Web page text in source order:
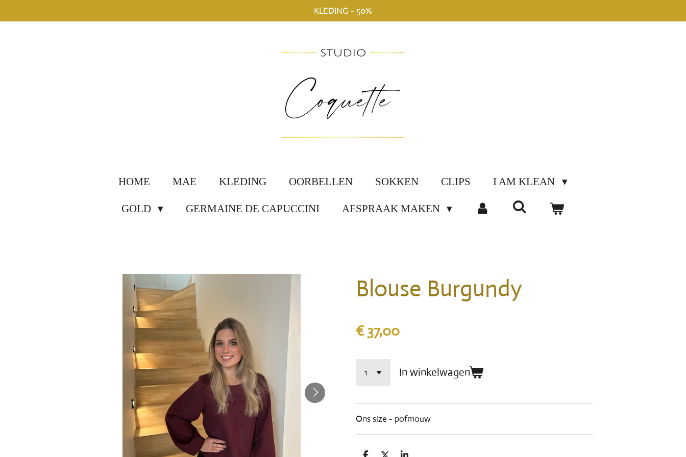
direct
KLEDING - 50%
HOME MAE KLEDING OORBELLEN SOKKEN CLIPS I AM KLEAN
GOLD GERMAINE DE CAPUCCINI AFSPRAAK MAKEN
Blouse Burgundy
€ 37,00
In winkelwagen
Ons size - pofmouw